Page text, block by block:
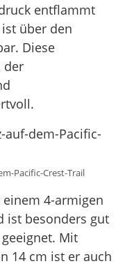
entflammt
über den
Diese
der
Pacific-Crest-Trail
4-armigen
ist besonders gut
Mit
14 cm ist er auch